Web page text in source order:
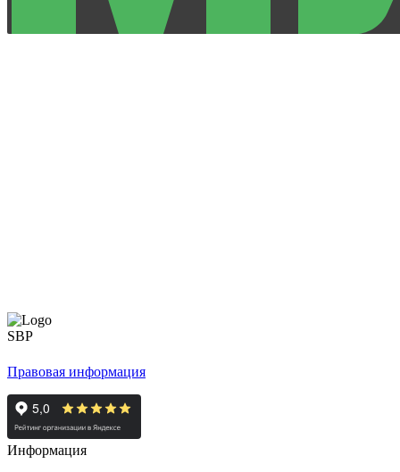
Правовая информация
Информация